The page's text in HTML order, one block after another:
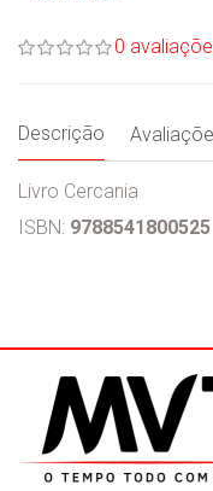
0
Descrição
Livro Cercania
ISBN: 9788541800525